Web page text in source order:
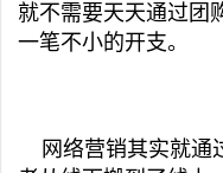
就不需要天天通过团
一笔不小的开支。
网络营销其实就通